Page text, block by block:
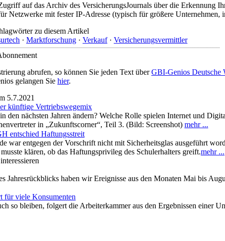
auf das Archiv des VersicherungsJournals über die Erkennung
Netzwerke mit fester IP-Adresse (typisch für größere Unternehmen,
zu diesem Artikel
· Marktforschung · Verkauf· Versicherungsvermittler
abrufen, so können Sie jeden Text überGBI-Genios Deutsche
gelangen Sie hier.
5.7.2021
künftige Vertriebswegemix
den nächsten Jahren ändern? Welche Rolle spielen Internet und
in „Zukunftscorner“, Teil 3. (Bild: Screenshot) mehr ...
entschied Haftungsstreit
war entgegen der Vorschrift nicht mit Sicherheitsglas ausgeführt
klären, ob das Haftungsprivileg des Schulerhalters greift.mehr ...
Jahresrückblicks haben wir Ereignisse aus den Monaten Mai bis
für viele Konsumenten
so bleiben, folgert die Arbeiterkammer aus den Ergebnissen einer